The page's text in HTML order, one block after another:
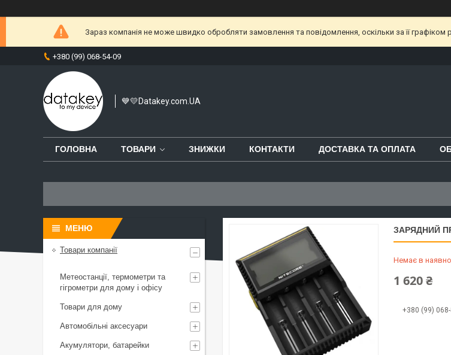
Зараз компанія не може швидко обробляти замовлення та повідомлення, оскільки за її
+380 (99) 068-54-09
💙💛Datakey.com.UA
ГОЛОВНА ТОВАРИ ЗНИЖКИ КОНТАКТИ ДОСТАВКА ТА ОПЛАТА
ЗАРЯДНИЙ
Немає в
1 620 ₴
+380 (99)
Товари компанії
Метеостанції, термометри та
гігрометри для дому і офісу
Товари для дому
Автомобільні аксесуари
Акумулятори, батарейки